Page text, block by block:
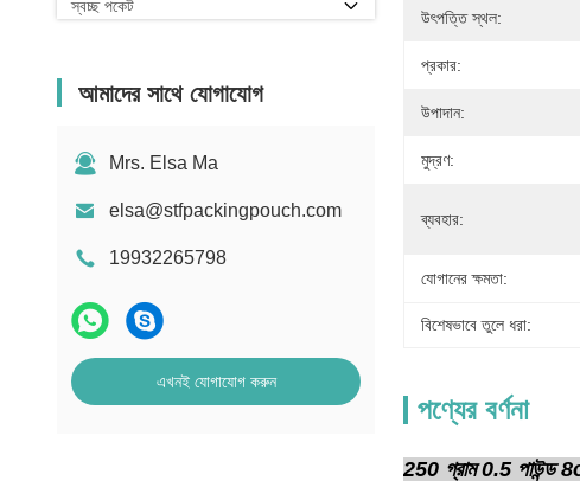
স্বচ্ছ পকেট
আমাদের সাথে যোগাযোগ
Mrs. Elsa Ma
elsa@stfpackingpouch.com
19932265798
এখনই যোগাযোগ করুন
উৎপত্তি স্থল:
প্রকার:
উপাদান:
মুদ্রণ:
ব্যবহার:
যোগানের ক্ষমতা:
বিশেষভাবে তুলে ধরা:
পণ্যের বর্ণনা
250 গ্রাম 0.5 পাউন্ড